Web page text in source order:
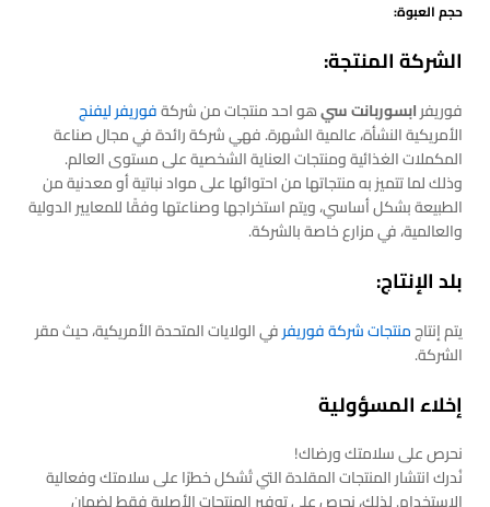
حجم العبوة:
الشركة المنتجة:
فوريفرابسوربانت سيهو احد منتجات من شركةفوريفر ليفنج
الأمريكية النشأة، عالمية الشهرة. فهي شركة رائدة في مجال صناعة
المكملات الغذائية ومنتجات العناية الشخصية على مستوى العالم.
وذلك لما تتميز به منتجاتها من احتوائها على مواد نباتية أو معدنية من
الطبيعة بشكل أساسي، ويتم استخراجها وصناعتها وفقًا للمعايير الدولية
والعالمية، في مزارع خاصة بالشركة.
بلد الإنتاج:
يتم إنتاجمنتجات شركة فوريفرفي الولايات المتحدة الأمريكية، حيث مقر
الشركة.
إخلاء المسؤولية
نحرص على سلامتك ورضاك!
نُدرك انتشار المنتجات المقلدة التي تُشكل خطرًا على سلامتك وفعالية